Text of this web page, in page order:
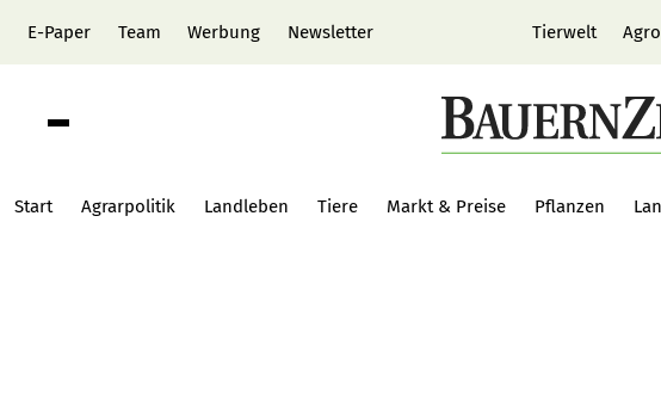
E-Paper Team Werbung Newsletter Tierwelt
Start Agrarpolitik Landleben Tiere Markt & Preise Pflanzen